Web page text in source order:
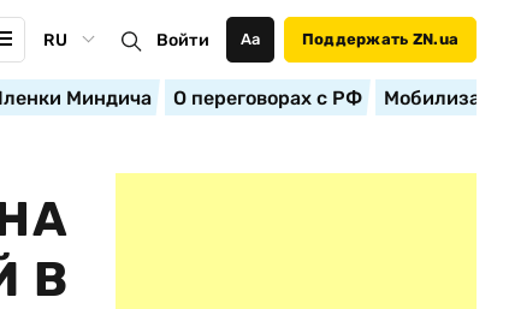
RU Войти Аа Поддержать ZN.ua
Миндича О переговорах с РФ
В